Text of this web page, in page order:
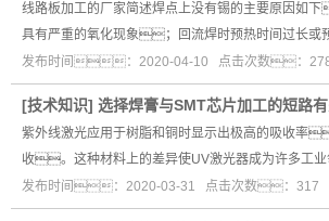
线路板加工的厂家简述焊点上没有锡的主要原因
具有严重的氧化现象；回流焊时预热时间过长
发布时间：2020-04-10 点击次数：
[技术知识] 选择焊膏与SMT芯片加工的短路
紫外线激光应用于树脂和铜时显示出极高的吸收
收。这种材料上的差异使UV激光器成为许多工
发布时间：2020-03-31 点击次数：317